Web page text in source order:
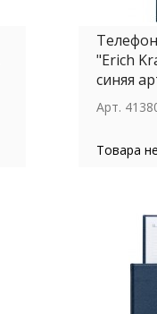
"Erich
синяя
Арт.
Товара